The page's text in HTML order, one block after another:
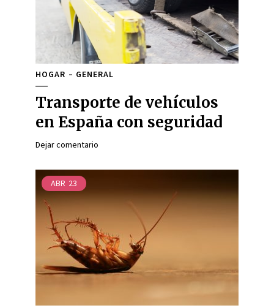
HOGAR GENERAL
Transporte de vehículos
en España con seguridad
Dejar comentario
ABR 23